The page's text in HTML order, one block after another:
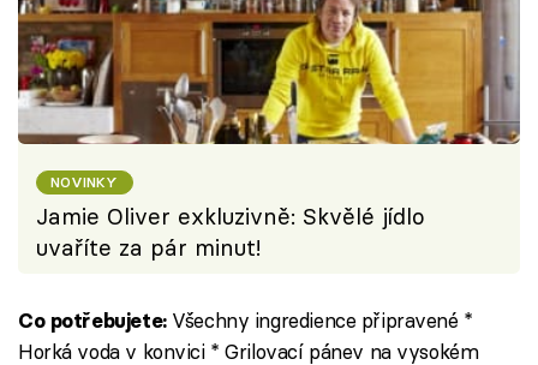
NOVINKY
Jamie Oliver exkluzivně: Skvělé jídlo
uvaříte za pár minut!
Co potřebujete:Všechny ingredience připravené *
Horká voda v konvici * Grilovací pánev na vysokém